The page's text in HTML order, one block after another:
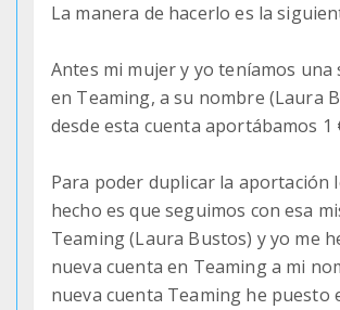
La manera de hacerlo es la
Antes mi mujer y yo teníamos una
en Teaming, a su nombre (Laura
desde esta cuenta aportábamos 1
Para poder duplicar la aportación
hecho es que seguimos con esa
Teaming (Laura Bustos) y yo me
nueva cuenta en Teaming a mi
nueva cuenta Teaming he puesto